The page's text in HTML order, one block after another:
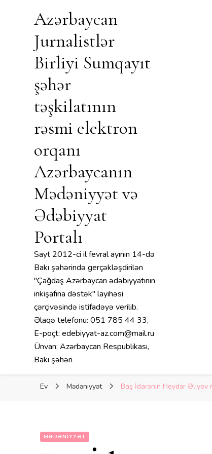
Azərbaycan
Jurnalistlər
Birliyi Sumqayıt
şəhər
təşkilatının
rəsmi elektron
orqanı
Azərbaycanın
Mədəniyyət və
Ədəbiyyat
Portalı
Sayt 2012-ci il fevral ayının 14-də
Bakı şəhərində gerçəkləşdirilən
"Çağdaş Azərbaycan ədəbiyyatının
inkişafına dəstək" layihəsi
çərçivəsində istifadəyə verilib.
Əlaqə telefonu: 051 785 44 33,
E-poçt: edebiyyat-az.com@mail.ru
Ünvan: Azərbaycan Respublikası,
Bakı şəhəri
Ev Mədəniyyət Baş İdarənin Heydər Əliyev
MƏDƏNIYYƏT